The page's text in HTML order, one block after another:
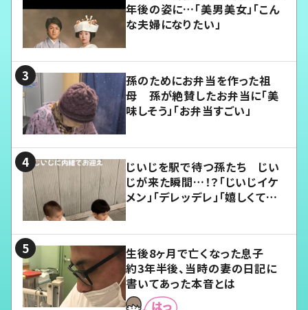
年後の姿に…「美男美女」「こん
な夫婦になりたい」
孫のためにお弁当を作った祖
母 孫が絶賛したお弁当に「美
味しそう」「お弁当すごい」
じいじを駅で待つ孫たち じい
じが来た瞬間…！？「じいじイケ
メン」「デレッデレ」「嬉しくて可
生後8ヶ月で亡くなった息子
約3年半後、当時の妻の日記に
書いてあった本音とは